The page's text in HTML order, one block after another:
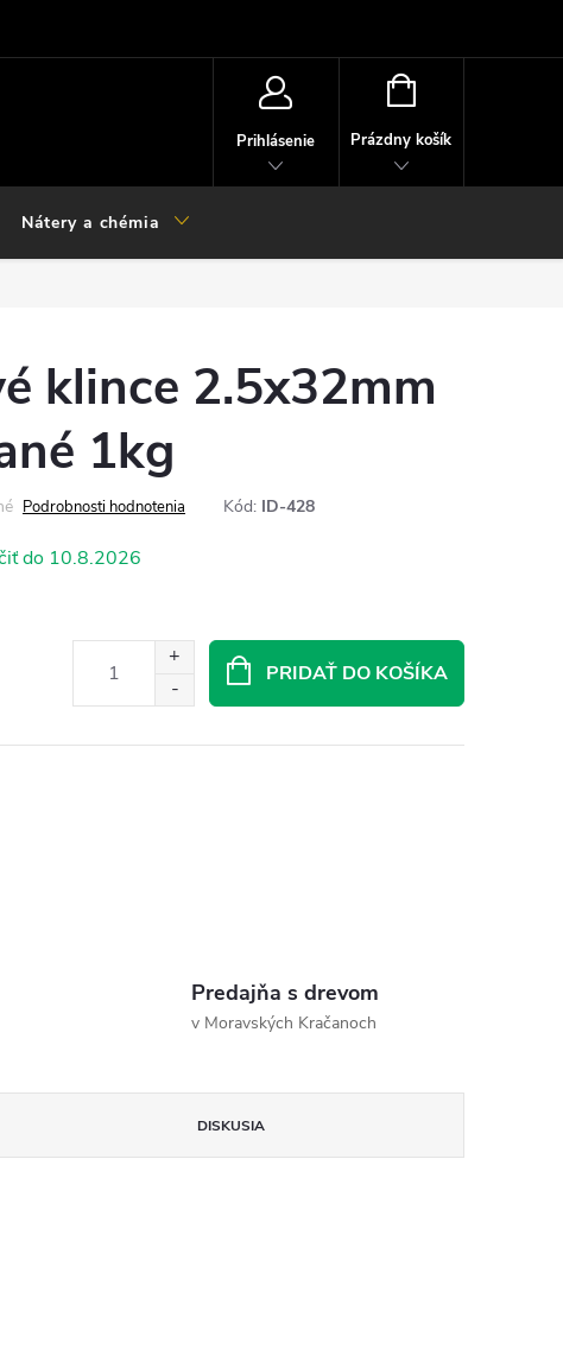
Prihlásenie
NÁKUPNÝ
Prázdny košík
Nátery a chémia
klince 2.5x32mm
1kg
Podrobnosti hodnotenia Kód: ID-428
10.8.2026
PRIDAŤ DO KOŠÍKA
Predajňa s drevom
v Moravských Kračanoch
DISKUSIA